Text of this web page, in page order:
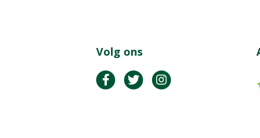
Volg ons